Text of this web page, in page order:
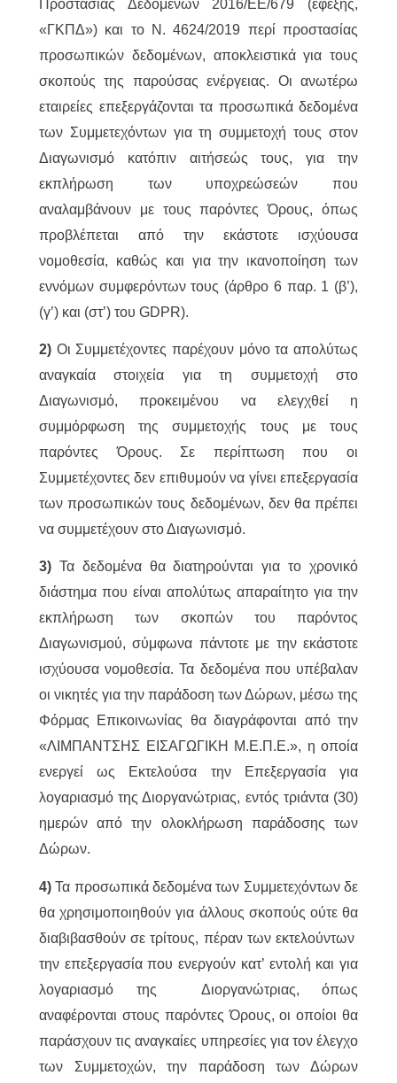
Προστασίας Δεδομένων 2016/ΕΕ/679 (εφεξής,
«ΓΚΠΔ») και το Ν. 4624/2019 περί προστασίας
προσωπικών δεδομένων, αποκλειστικά για τους
σκοπούς της παρούσας ενέργειας. Οι ανωτέρω
εταιρείες επεξεργάζονται τα προσωπικά δεδομένα
των Συμμετεχόντων για τη συμμετοχή τους στον
Διαγωνισμό κατόπιν αιτήσεώς τους, για την
εκπλήρωση των υποχρεώσεών που
αναλαμβάνουν με τους παρόντες Όρους, όπως
προβλέπεται από την εκάστοτε ισχύουσα
νομοθεσία, καθώς και για την ικανοποίηση των
εννόμων συμφερόντων τους (άρθρο 6 παρ. 1 (β’),
(γ’) και (στ’) του GDPR).
2) Οι Συμμετέχοντες παρέχουν μόνο τα απολύτως
αναγκαία στοιχεία για τη συμμετοχή στο
Διαγωνισμό, προκειμένου να ελεγχθεί η
συμμόρφωση της συμμετοχής τους με τους
παρόντες Όρους. Σε περίπτωση που οι
Συμμετέχοντες δεν επιθυμούν να γίνει επεξεργασία
των προσωπικών τους δεδομένων, δεν θα πρέπει
να συμμετέχουν στο Διαγωνισμό.
3) Τα δεδομένα θα διατηρούνται για το χρονικό
διάστημα που είναι απολύτως απαραίτητο για την
εκπλήρωση των σκοπών του παρόντος
Διαγωνισμού, σύμφωνα πάντοτε με την εκάστοτε
ισχύουσα νομοθεσία. Τα δεδομένα που υπέβαλαν
οι νικητές για την παράδοση των Δώρων, μέσω της
Φόρμας Επικοινωνίας θα διαγράφονται από την
«ΛΙΜΠΑΝΤΣΗΣ ΕΙΣΑΓΩΓΙΚΗ Μ.Ε.Π.Ε.», η οποία
ενεργεί ως Εκτελούσα την Επεξεργασία για
λογαριασμό της Διοργανώτριας, εντός τριάντα (30)
ημερών από την ολοκλήρωση παράδοσης των
Δώρων.
4)Τα προσωπικά δεδομένα των Συμμετεχόντων δε
θα χρησιμοποιηθούν για άλλους σκοπούς ούτε θα
διαβιβασθούν σε τρίτους, πέραν των εκτελούντων
την επεξεργασία που ενεργούν κατ’ εντολή και για
λογαριασμό της Διοργανώτριας, όπως
αναφέρονται στους παρόντες Όρους, οι οποίοι θα
παράσχουν τις αναγκαίες υπηρεσίες για τον έλεγχο
των Συμμετοχών, την παράδοση των Δώρων